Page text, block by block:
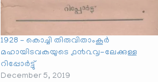
1928 – കൊച്ചി തിരുവിതാം‌കൂർ
മഹായിടവകയുടെ ൧൯൨൮-ലേക്കുള്ള
റിപ്പോർട്ടു്
December 5, 2019